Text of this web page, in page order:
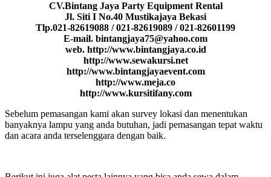
CV.Bintang Jaya Party Equipment Rental
Jl. Siti I No.40 Mustikajaya Bekasi
Tlp.021-82619088 / 021-82619089 / 021-82601199
E-mail. bintangjaya75@yahoo.com
web. http://www.bintangjaya.co.id
http://www.sewakursi.net
http://www.bintangjayaevent.com
http://www.meja.co
http://www.kursitifany.com
Sebelum pemasangan kami akan survey lokasi dan menentukan
banyaknya lampu yang anda butuhan, jadi pemasangan tepat waktu
dan acara anda terselenggara dengan baik.